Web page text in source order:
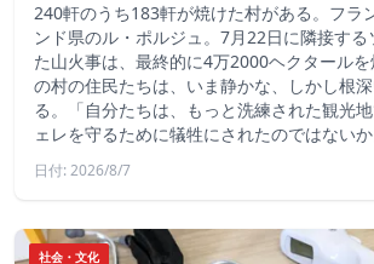
240軒のうち183軒が焼けた村がある。フラ
ンド県のル・ポルジュ。7月22日に隣接する
た山火事は、最終的に4万2000ヘクタール
の村の住民たちは、いま静かな、しかし根
る。「自分たちは、もっと洗練された観光
ェレを守るために犠牲にされたのではないか
日付: 2026/8/7
社会・文化